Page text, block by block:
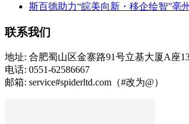
斯百德助力“皖美向新・移企绘智”亳
联系我们
地址: 合肥蜀山区金寨路91号立基大厦A座
电话: 0551-62586667
邮箱: service#spiderltd.com（#改为@）